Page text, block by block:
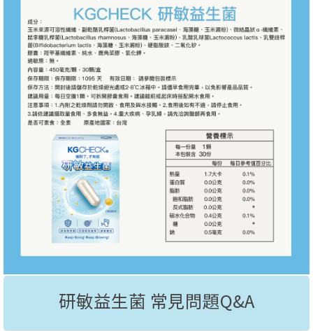
研敏益生菌 常見問題Q&A